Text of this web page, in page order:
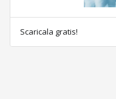
Scaricala gratis!